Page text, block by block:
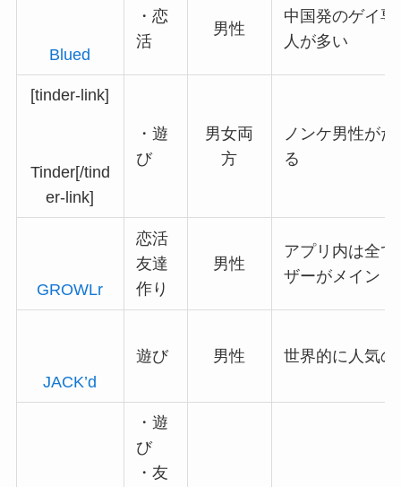
Blued
・恋
活
男性
中国発のゲイ
人が多い
[tinder-link]
Tinder[/tind
er-link]
・遊
び
男女両
方
ノンケ男性が
る
GROWLr
恋活
友達
作り
男性
アプリ内は全
ザーがメイン
JACK’d
遊び 男性 世界的に人気
・遊
び
・友